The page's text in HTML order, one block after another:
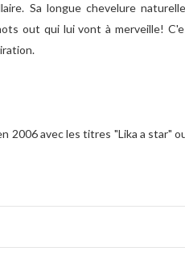
Sa longue chevelure
out qui lui vont à merveille!
2006 avec les titres "Lika a star"